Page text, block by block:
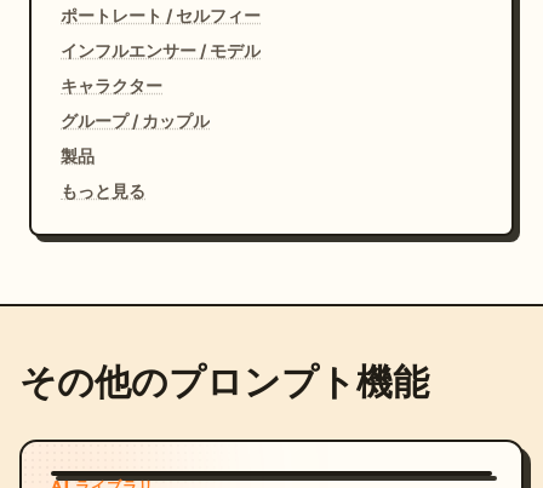
ポートレート / セルフィー
インフルエンサー / モデル
キャラクター
グループ / カップル
製品
もっと見る
その他のプロンプト機能